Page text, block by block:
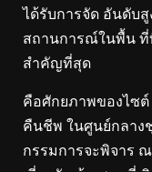
ได้รับการจัด อันดับ
สถานการณ์ในพื้น ที่
สำคัญที่สุด
คือศักยภาพของไซ
คืนชีพ ในศูนย์กลาง
กรรมการจะพิจาร